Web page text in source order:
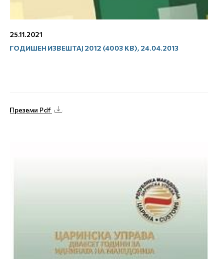
25.11.2021
ГОДИШЕН ИЗВЕШТАЈ 2012 (4003 KB), 24.04.2013
Преземи Pdf